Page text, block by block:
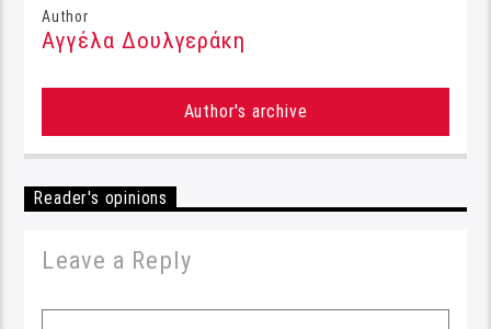
Author
Αγγέλα Δουλγεράκη
Author's archive
Reader's opinions
Leave a Reply